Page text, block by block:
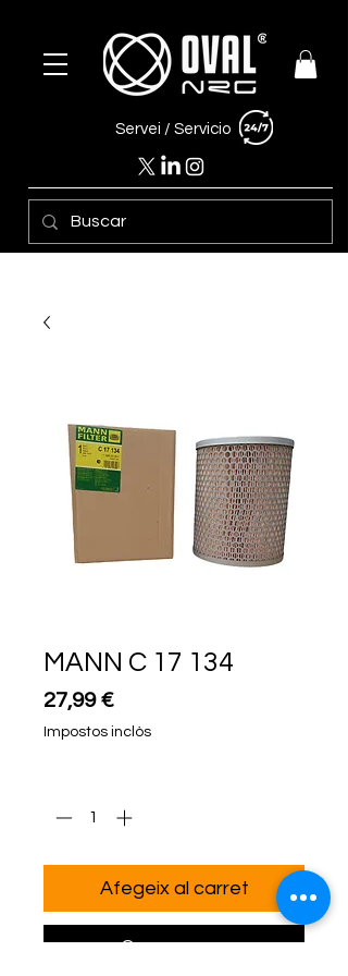
Servei / Servicio
MANN C 17 134
27,99 €Price
Impostos inclòs
Afegeix al carret
Compra ara